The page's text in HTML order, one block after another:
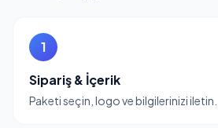
1
Sipariş & İçerik
Paketi seçin, logo ve bilgilerinizi iletin.